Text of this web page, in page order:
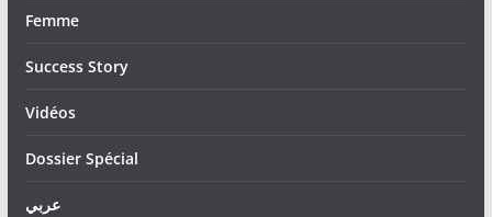
Femme
Success Story
Vidéos
Dossier Spécial
عربي